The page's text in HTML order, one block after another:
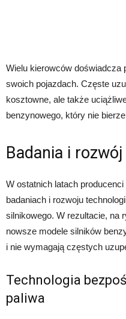
Wielu kierowców doświadcza
swoich pojazdach. Częste
kosztowne, ale także
benzynowego, który nie
Badania i rozwój
W ostatnich latach
badaniach i rozwoju
silnikowego. W rezultacie, na
nowsze modele silników
i nie wymagają częstych
Technologia
paliwa